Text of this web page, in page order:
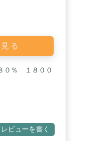
る
％ １８００
レビューを書く